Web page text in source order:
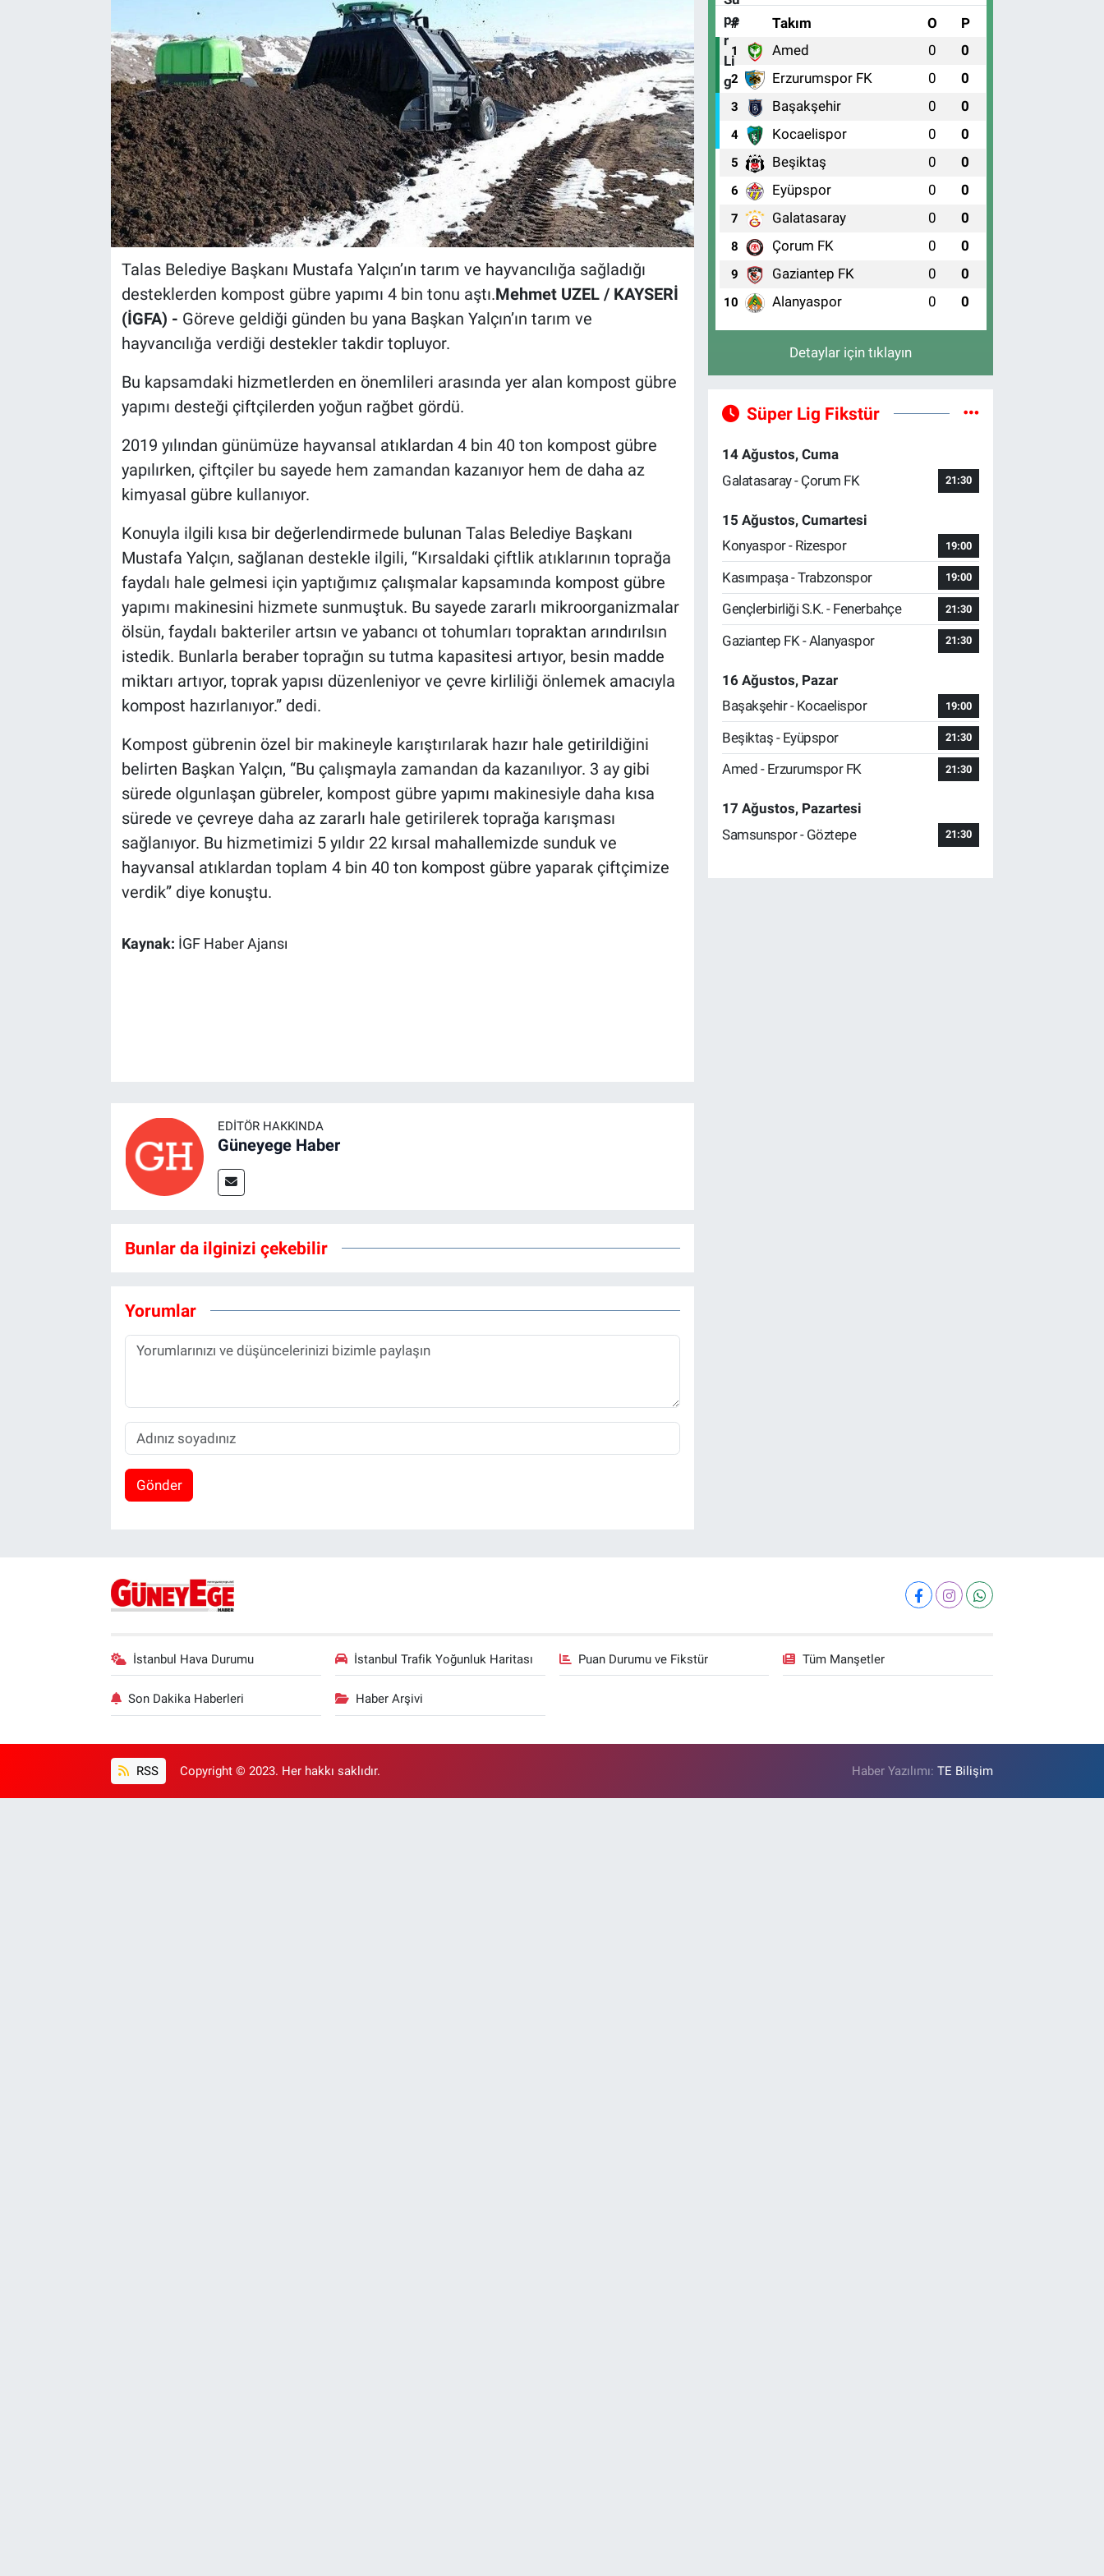
Talas Belediye Başkanı Mustafa Yalçın’ın tarım ve hayvancılığa sağladığı
desteklerden kompost gübre yapımı 4 bin tonu aştı.Mehmet UZEL / KAYSERİ
(İGFA) - Göreve geldiği günden bu yana Başkan Yalçın’ın tarım ve
hayvancılığa verdiği destekler takdir topluyor.
Bu kapsamdaki hizmetlerden en önemlileri arasında yer alan kompost gübre
yapımı desteği çiftçilerden yoğun rağbet gördü.
2019 yılından günümüze hayvansal atıklardan 4 bin 40 ton kompost gübre
yapılırken, çiftçiler bu sayede hem zamandan kazanıyor hem de daha az
kimyasal gübre kullanıyor.
Konuyla ilgili kısa bir değerlendirmede bulunan Talas Belediye Başkanı
Mustafa Yalçın, sağlanan destekle ilgili, “Kırsaldaki çiftlik atıklarının toprağa
faydalı hale gelmesi için yaptığımız çalışmalar kapsamında kompost gübre
yapımı makinesini hizmete sunmuştuk. Bu sayede zararlı mikroorganizmalar
ölsün, faydalı bakteriler artsın ve yabancı ot tohumları topraktan arındırılsın
istedik. Bunlarla beraber toprağın su tutma kapasitesi artıyor, besin madde
miktarı artıyor, toprak yapısı düzenleniyor ve çevre kirliliği önlemek amacıyla
kompost hazırlanıyor.” dedi.
Kompost gübrenin özel bir makineyle karıştırılarak hazır hale getirildiğini
belirten Başkan Yalçın, “Bu çalışmayla zamandan da kazanılıyor. 3 ay gibi
sürede olgunlaşan gübreler, kompost gübre yapımı makinesiyle daha kısa
sürede ve çevreye daha az zararlı hale getirilerek toprağa karışması
sağlanıyor. Bu hizmetimizi 5 yıldır 22 kırsal mahallemizde sunduk ve
hayvansal atıklardan toplam 4 bin 40 ton kompost gübre yaparak çiftçimize
verdik” diye konuştu.
Kaynak: İGF Haber Ajansı
EDITÖR HAKKINDA
Güneyege Haber
Bunlar da ilginizi çekebilir
Yorumlar
Gönder
# Takım O P
1 Amed 0 0
2 Erzurumspor FK 0 0
3 Başakşehir 0 0
4 Kocaelispor 0 0
5 Beşiktaş 0 0
6 Eyüpspor 0 0
7 Galatasaray 0 0
8 Çorum FK 0 0
9 Gaziantep FK 0 0
10 Alanyaspor 0 0
Detaylar için tıklayın
Süper Lig Fikstür
14 Ağustos, Cuma
Galatasaray - Çorum FK
21:30
15 Ağustos, Cumartesi
Konyaspor - Rizespor
19:00
Kasımpaşa - Trabzonspor 19:00
Gençlerbirliği S.K. - Fenerbahçe 21:30
Gaziantep FK - Alanyaspor 21:30
16 Ağustos, Pazar
Başakşehir - Kocaelispor
19:00
Beşiktaş - Eyüpspor 21:30
Amed - Erzurumspor FK 21:30
17 Ağustos, Pazartesi
Samsunspor - Göztepe
21:30
İstanbul Hava Durumu İstanbul Trafik Yoğunluk Haritası Puan Durumu ve Fikstür Tüm Manşetler
Son Dakika Haberleri Haber Arşivi
RSS Copyright © 2023. Her hakkı saklıdır. Haber Yazılımı:TE Bilişim